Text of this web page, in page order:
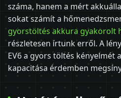
száma, hanem a mért
sokat számít a
gyorstöltés akkura gyakorolt
részletesen írtunk erről. A
EV6 a gyors töltés kényelmét
kapacitása érdemben